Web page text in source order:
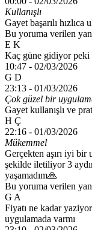
Kullanışlı
Gayet başarılı hızlıca
Bu yoruma verilen
E K
Kaç güne gidiyor peki
10:47 - 02/03/2026
G D
23:13 - 01/03/2026
Çok güzel bir
Gayet kullanışlı ve
H Ç
22:16 - 01/03/2026
Mükemmel
Gerçekten aşırı iyi bir
şekilde iletiliyor 3
yaşamadım🙏
Bu yoruma verilen
G A
Fiyatı ne kadar
uygulamada varmı